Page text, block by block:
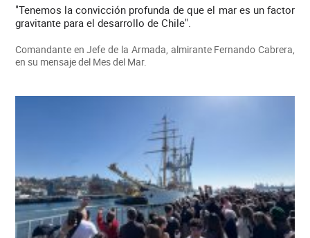
"Tenemos la convicción profunda de que el mar es un factor
gravitante para el desarrollo de Chile".
Comandante en Jefe de la Armada, almirante Fernando Cabrera,
en su mensaje del Mes del Mar.